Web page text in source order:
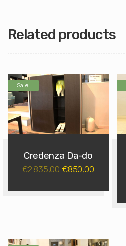
Related products
Sale!
Credenza Da-do
€2.835,00 €850,00